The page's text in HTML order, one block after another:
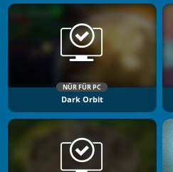
NÜR FÜR PC
Dark Orbit